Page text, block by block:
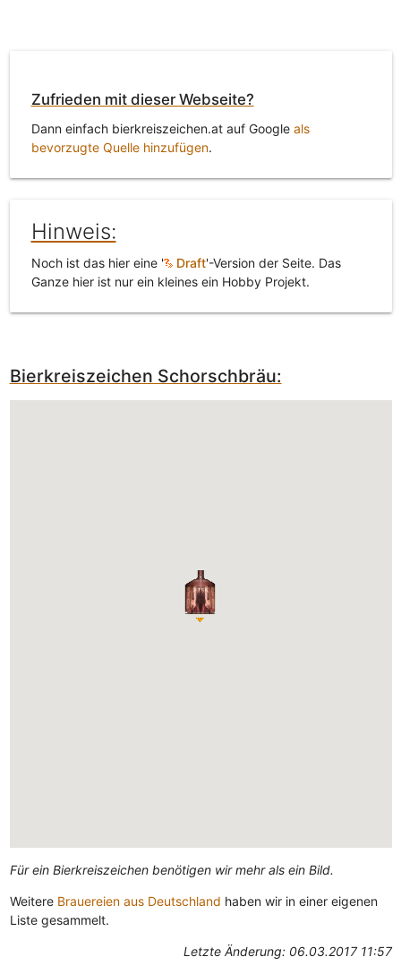
Zufrieden mit dieser Webseite?
Dann einfach bierkreiszeichen.at auf Google als
bevorzugte Quelle hinzufügen.
Hinweis:
Noch ist das hier eine ' Draft'-Version der Seite. Das
Ganze hier ist nur ein kleines ein Hobby Projekt.
Bierkreiszeichen Schorschbräu:
Für ein Bierkreiszeichen benötigen wir mehr als ein Bild.
Weitere Brauereien aus Deutschland haben wir in einer eigenen
Liste gesammelt.
Letzte Änderung: 06.03.2017 11:57